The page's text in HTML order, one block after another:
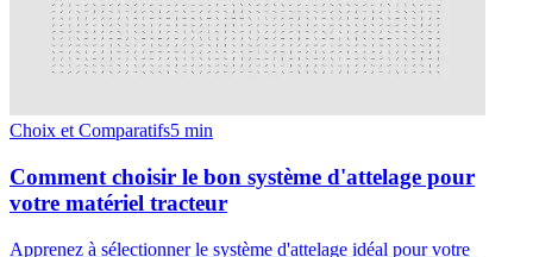
Choix et Comparatifs5 min
Comment choisir le bon système d'attelage pour
votre matériel tracteur
Apprenez à sélectionner le système d'attelage idéal pour votre